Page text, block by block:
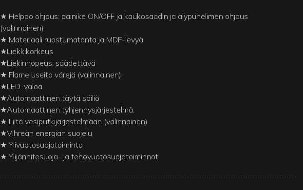
★ Helppo ohjaus: painike ON/OFF ja kaukosäädin ja älypuhelimen ohjaus
(valinnainen)
★ Materiaali ruostumatonta ja MDF-levyä
★Liekkikorkeus
★Liekinnopeus: säädettävä
★ Flame useita värejä (valinnainen)
★LED-valoa
★Automaattinen täytä säiliö
★Automaattinen tyhjennysjärjestelmä.
★ Liitä vesiputkijärjestelmään (valinnainen)
★Vihreän energian suojelu
★ Ylivuotosuojatoiminto
★ Ylijännitesuoja- ja tehovuotosuojatoiminnot